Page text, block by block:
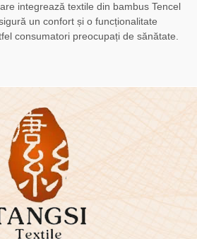
integrează textile din bambus Tencel
un confort și o funcționalitate
consumatori preocupați de sănătate.